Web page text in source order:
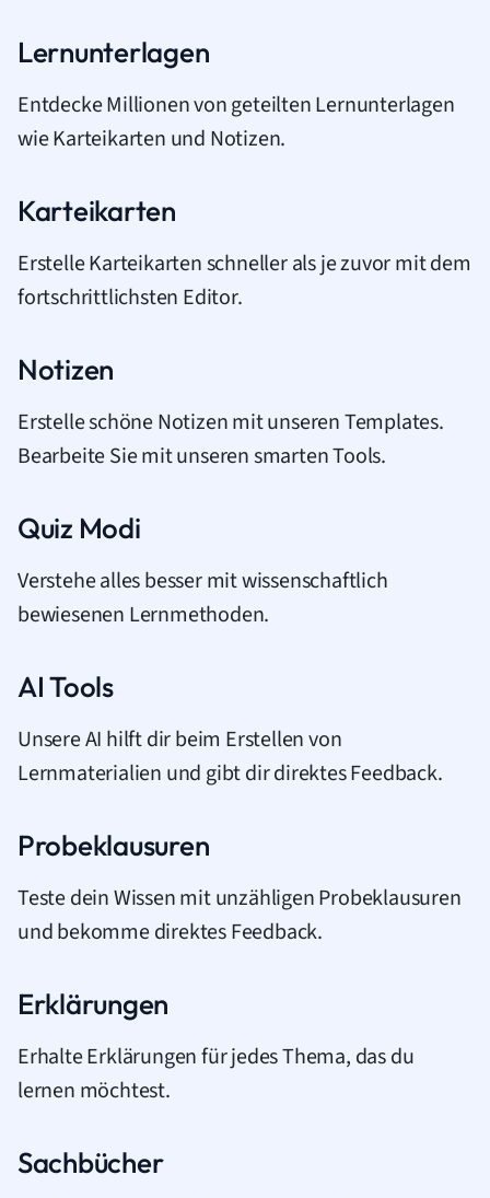
Lernunterlagen
Entdecke Millionen von geteilten Lernunterlagen
wie Karteikarten und Notizen.
Karteikarten
Erstelle Karteikarten schneller als je zuvor mit dem
fortschrittlichsten Editor.
Notizen
Erstelle schöne Notizen mit unseren Templates.
Bearbeite Sie mit unseren smarten Tools.
Quiz Modi
Verstehe alles besser mit wissenschaftlich
bewiesenen Lernmethoden.
AI Tools
Unsere AI hilft dir beim Erstellen von
Lernmaterialien und gibt dir direktes Feedback.
Probeklausuren
Teste dein Wissen mit unzähligen Probeklausuren
und bekomme direktes Feedback.
Erklärungen
Erhalte Erklärungen für jedes Thema, das du
lernen möchtest.
Sachbücher